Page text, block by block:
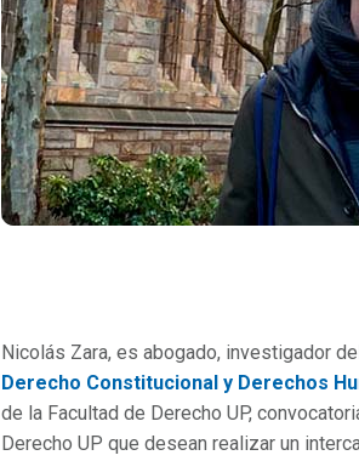
Nicolás Zara, es abogado, investigador
Derecho Constitucional y Derechos
de la Facultad de Derecho UP,
Derecho UP que desean realizar un